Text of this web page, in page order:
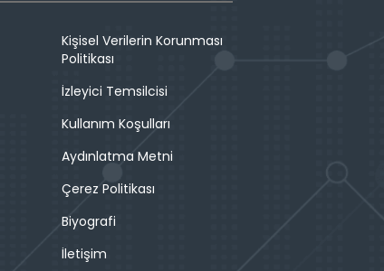
Kişisel Verilerin Korunması
Politikası
İzleyici Temsilcisi
Kullanım Koşulları
Aydınlatma Metni
Çerez Politikası
Biyografi
İletişim